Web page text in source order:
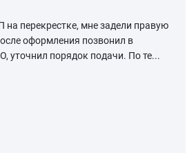
на перекрестке, мне задели правую
оформления позвонил в
уточнил порядок подачи. По те...